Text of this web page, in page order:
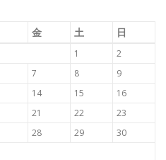
金 土 日
1
2
7 8
9
14 15
16
21 22
23
28 29
30